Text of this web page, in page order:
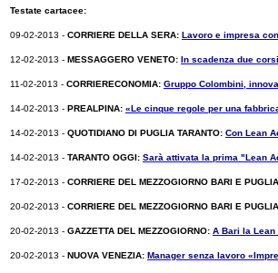
Testate cartacee:
09-02-2013 - CORRIERE DELLA SERA: Lavoro e impresa
12-02-2013 - MESSAGGERO VENETO: In scadenza due
11-02-2013 - CORRIERECONOMIA: Gruppo Colombini,
14-02-2013 - PREALPINA: «Le cinque regole per una
14-02-2013 - QUOTIDIANO DI PUGLIA TARANTO: Con Lean
14-02-2013 - TARANTO OGGI: Sarà attivata la prima "Lean
17-02-2013 - CORRIERE DEL MEZZOGIORNO BARI E
20-02-2013 - CORRIERE DEL MEZZOGIORNO BARI E
20-02-2013 - GAZZETTA DEL MEZZOGIORNO: A Bari la Lean
20-02-2013 - NUOVA VENEZIA: Manager senza lavoro